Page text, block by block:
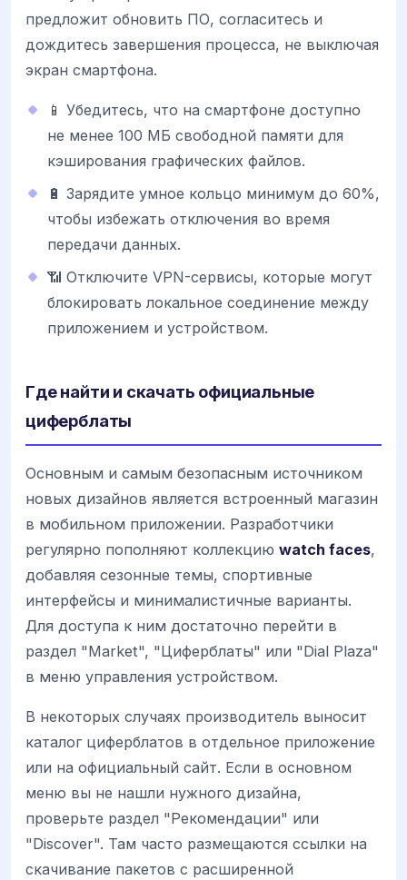
предложит обновить ПО, согласитесь и
дождитесь завершения процесса, не выключая
экран смартфона.
📱 Убедитесь, что на смартфоне доступно
не менее 100 МБ свободной памяти для
кэширования графических файлов.
🔋 Зарядите умное кольцо минимум до 60%,
чтобы избежать отключения во время
передачи данных.
📶 Отключите VPN-сервисы, которые могут
блокировать локальное соединение между
приложением и устройством.
Где найти и скачать официальные
циферблаты
Основным и самым безопасным источником
новых дизайнов является встроенный магазин
в мобильном приложении. Разработчики
регулярно пополняют коллекцию watch faces,
добавляя сезонные темы, спортивные
интерфейсы и минималистичные варианты.
Для доступа к ним достаточно перейти в
раздел "Market", "Циферблаты" или "Dial Plaza"
в меню управления устройством.
В некоторых случаях производитель выносит
каталог циферблатов в отдельное приложение
или на официальный сайт. Если в основном
меню вы не нашли нужного дизайна,
проверьте раздел "Рекомендации" или
"Discover". Там часто размещаются ссылки на
скачивание пакетов с расширенной